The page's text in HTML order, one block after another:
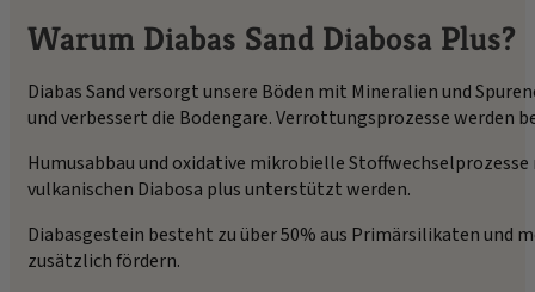
Warum Diabas Sand Diabosa Plus?
Diabas Sand versorgt unsere Böden mit Mineralien und
und verbessert die Bodengare. Verrottungsprozesse werden
Humusabbau und oxidative mikrobielle
vulkanischen Diabosa plus unterstützt werden.
Diabasgestein besteht zu über 50% aus Primärsilikaten und
zusätzlich fördern.